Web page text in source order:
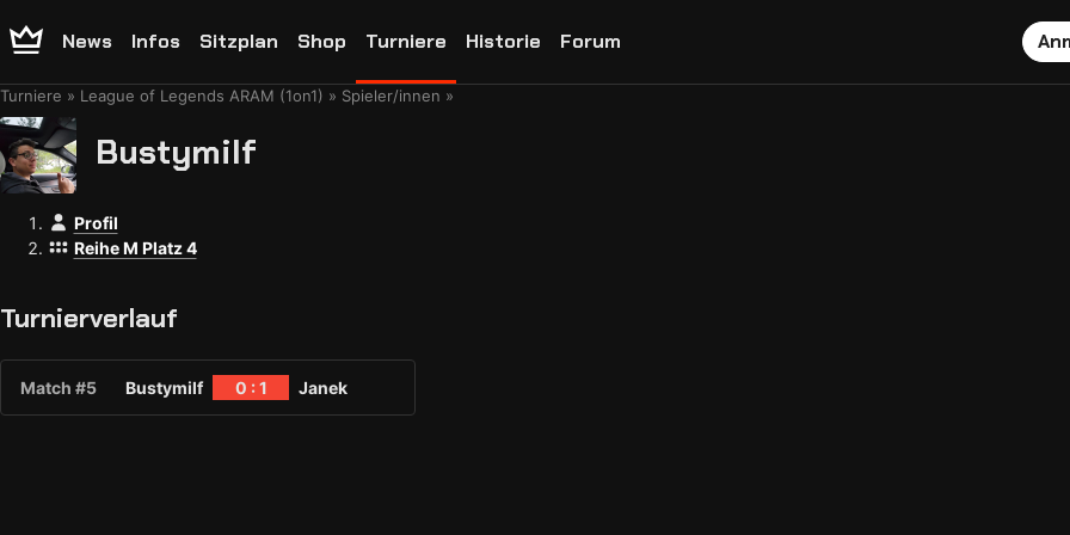
News Infos Sitzplan Shop Turniere Historie Forum
Turniere League of Legends ARAM (1on1) Spieler/innen
Bustymilf
Profil
Reihe M Platz 4
Turnierverlauf
Match #5 Bustymilf 0 : 1 Janek